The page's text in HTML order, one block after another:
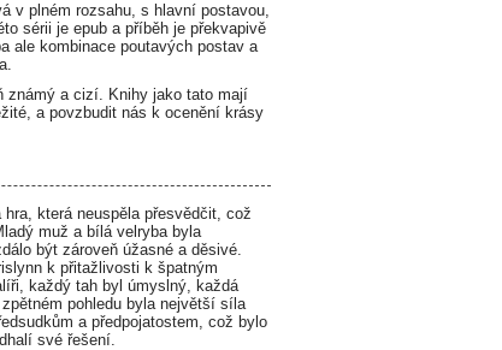
v plném rozsahu, s hlavní postavou,
sérii je epub a příběh je překvapivě
ale kombinace poutavých postav a
známý a cizí. Knihy jako tato mají
a povzbudit nás k ocenění krásy
která neuspěla přesvědčit, což
muž a bílá velryba byla
být zároveň úžasné a děsivé.
k přitažlivosti k špatným
každý tah byl úmyslný, každá
pohledu byla největší síla
a předpojatostem, což bylo
své řešení.